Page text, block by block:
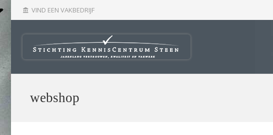
account_balance VIND EEN VAKBEDRIJF
webshop